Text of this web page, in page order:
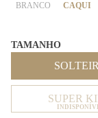
BRANCO CAQUI
TAMANHO
SUPER